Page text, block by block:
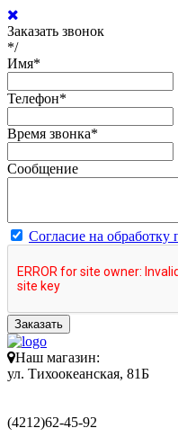
Заказать звонок
*/
Имя*
Телефон*
Время звонка*
Сообщение
Согласие на
Заказать
Наш магазин:
ул. Тихоокеанская, 81Б
(4212)62-45-92